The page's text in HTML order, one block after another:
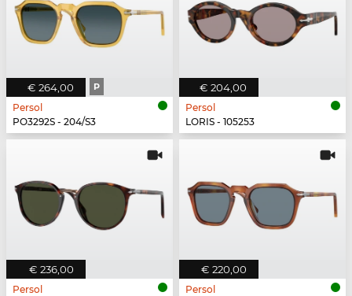
€ 264,00 P
Persol
PO3292S - 204/S3
€ 204,00
Persol
LORIS - 105253
€ 236,00
Persol
€ 220,00
Persol